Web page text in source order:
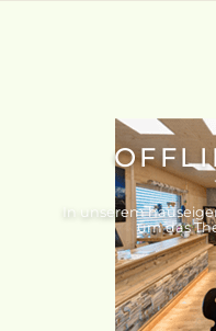
In unserem
um das